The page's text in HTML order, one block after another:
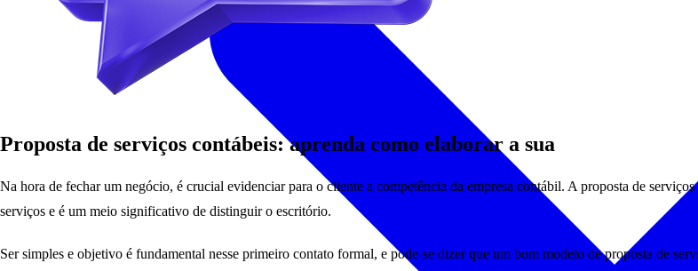
Proposta de serviços contábeis: aprenda como elaborar a sua
Na hora de fechar um negócio, é crucial evidenciar para o cliente a competência da empresa contábil. A proposta de
serviços e é um meio significativo de distinguir o escritório.
Ser simples e objetivo é fundamental nesse primeiro contato formal, e pode-se dizer que um bom modelo de proposta de